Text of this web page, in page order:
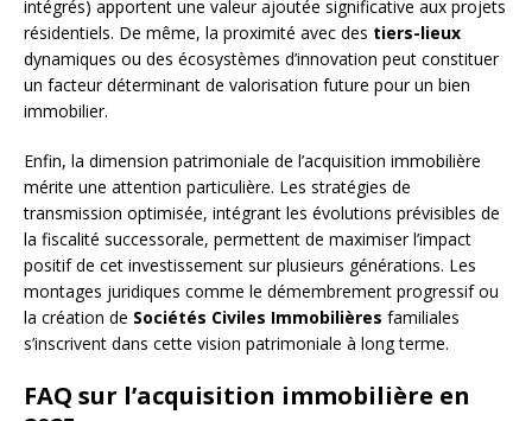
intégrés) apportent une valeur ajoutée significative aux projets
résidentiels. De même, la proximité avec des tiers-lieux
dynamiques ou des écosystèmes d’innovation peut constituer
un facteur déterminant de valorisation future pour un bien
immobilier.
Enfin, la dimension patrimoniale de l’acquisition immobilière
mérite une attention particulière. Les stratégies de
transmission optimisée, intégrant les évolutions prévisibles de
la fiscalité successorale, permettent de maximiser l’impact
positif de cet investissement sur plusieurs générations. Les
montages juridiques comme le démembrement progressif ou
la création de Sociétés Civiles Immobilières familiales
s’inscrivent dans cette vision patrimoniale à long terme.
FAQ sur l’acquisition immobilière en